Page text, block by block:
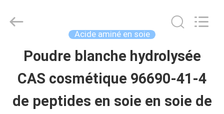
MAISON
PRODUITS
Sichuan
Reserved.
Acide aminé en soie
Poudre blanche hydrolysée
CAS cosmétique 96690-41-4
de peptides en soie en soie de